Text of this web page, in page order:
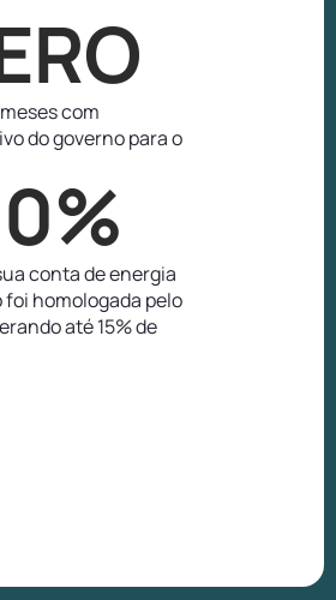
com
do governo para o
conta de energia
foi homologada pelo
até 15% de